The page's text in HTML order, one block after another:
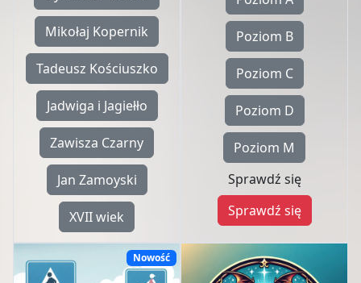
Mikołaj Kopernik
Tadeusz Kościuszko
Jadwiga i Jagiełło
Zawisza Czarny
Jan Zamoyski
XVII wiek
Poziom B
Poziom C
Poziom D
Poziom M
Sprawdź się
Sprawdź się
Nowość